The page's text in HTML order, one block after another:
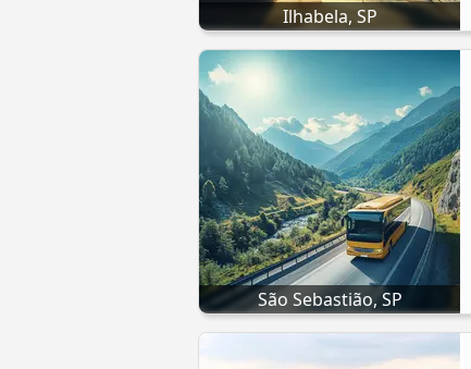
Ilhabela, SP
São Sebastião, SP